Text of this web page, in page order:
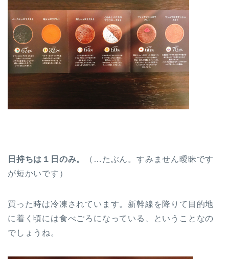
日持ちは１日のみ。
（…たぶん。すみません曖昧です
が短かいです）
買った時は冷凍されています。新幹線を降りて目的地
に着く頃には食べごろになっている、ということなの
でしょうね。